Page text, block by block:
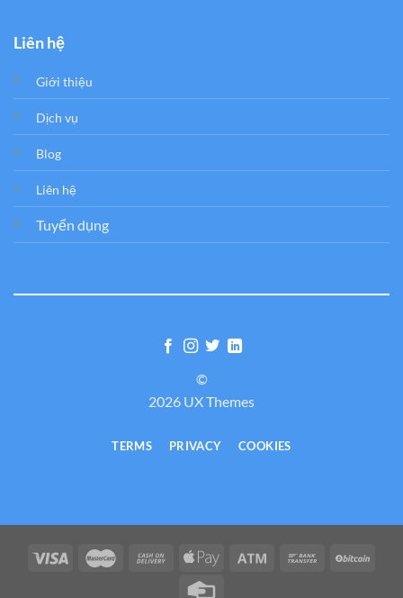
Liên hệ
Giới thiệu
Dịch vụ
Blog
Liên hệ
Tuyển dụng
©
2026 UX Themes
TERMS PRIVACY COOKIES